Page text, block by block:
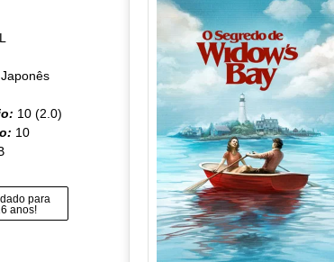
10 (2.0)
10
para
anos!
O Segredo de Widow’s Bay
1ª Temporada Torrent (2026)
WEB-DL 1080p Dual Áudio